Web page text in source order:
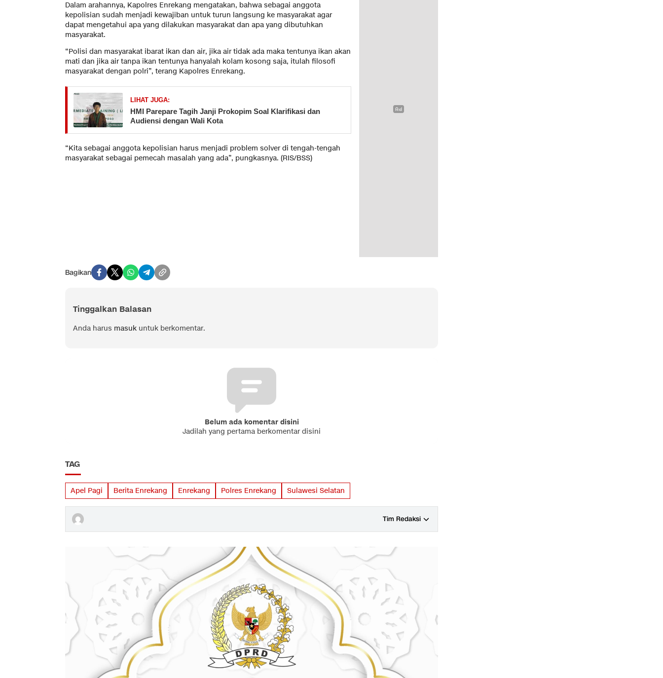
Dalam arahannya, Kapolres Enrekang mengatakan, bahwa sebagai anggota
kepolisian sudah menjadi kewajiban untuk turun langsung ke masyarakat agar
dapat mengetahui apa yang dilakukan masyarakat dan apa yang dibutuhkan
masyarakat.
“Polisi dan masyarakat ibarat ikan dan air, jika air tidak ada maka tentunya ikan akan
mati dan jika air tanpa ikan tentunya hanyalah kolam kosong saja, itulah filosofi
masyarakat dengan polri”, terang Kapolres Enrekang.
LIHAT JUGA:
HMI Parepare Tagih Janji Prokopim Soal Klarifikasi dan
Audiensi dengan Wali Kota
“Kita sebagai anggota kepolisian harus menjadi problem solver di tengah-tengah
masyarakat sebagai pemecah masalah yang ada”, pungkasnya. (RIS/BSS)
Bagikan
Tinggalkan Balasan
Anda harus masuk untuk berkomentar.
Belum ada komentar disini
Jadilah yang pertama berkomentar disini
TAG
Apel Pagi Berita Enrekang Enrekang Polres Enrekang Sulawesi Selatan
Tim Redaksi